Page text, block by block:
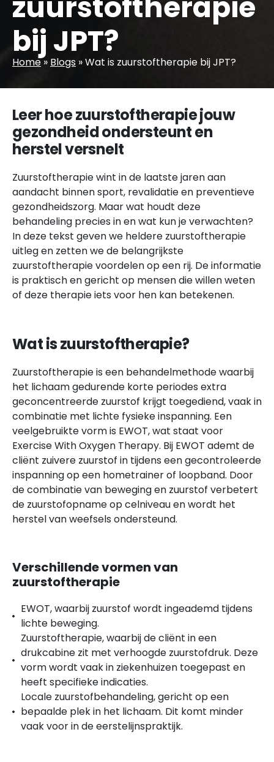
bij JPT?
Home» Blogs »Wat is zuurstoftherapie bij JPT?
Leer hoe zuurstoftherapie jouw
gezondheid ondersteunt en
herstel versnelt
Zuurstoftherapie wint in de laatste jaren aan
aandacht binnen sport, revalidatie en preventieve
gezondheidszorg. Maar wat houdt deze
behandeling precies in en wat kun je verwachten?
In deze tekst geven we heldere zuurstoftherapie
uitleg en zetten we de belangrijkste
zuurstoftherapie voordelen op een rij. De informatie
is praktisch en gericht op mensen die willen weten
of deze therapie iets voor hen kan betekenen.
Wat is zuurstoftherapie?
Zuurstoftherapie is een behandelmethode waarbij
het lichaam gedurende korte periodes extra
geconcentreerde zuurstof krijgt toegediend, vaak in
combinatie met lichte fysieke inspanning. Een
veelgebruikte vorm is EWOT, wat staat voor
Exercise With Oxygen Therapy. Bij EWOT ademt de
cliënt zuivere zuurstof in tijdens een gecontroleerde
inspanning op een hometrainer of loopband. Door
de combinatie van beweging en zuurstof verbetert
de zuurstofopname op celniveau en wordt het
herstel van weefsels ondersteund.
Verschillende vormen van
zuurstoftherapie
EWOT, waarbij zuurstof wordt ingeademd tijdens
lichte beweging.
Zuurstoftherapie, waarbij de cliënt in een
drukcabine zit met verhoogde zuurstofdruk. Deze
vorm wordt vaak in ziekenhuizen toegepast en
heeft specifieke indicaties.
Locale zuurstofbehandeling, gericht op een
bepaalde plek in het lichaam. Dit komt minder
vaak voor in de eerstelijnspraktijk.